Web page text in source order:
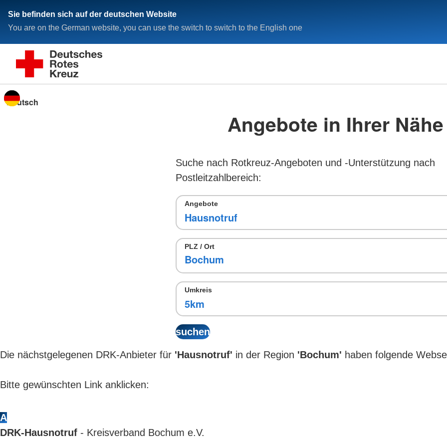
Sie befinden sich auf der deutschen Website
You are on the German website, you can use the switch to switch to the English one
Sprache wechseln zu
Angebote in Ihrer Nähe
Suche nach Rotkreuz-Angeboten und -Unterstützung nach
Postleitzahlbereich:
Angebote
PLZ / Ort
Umkreis
Die nächstgelegenen DRK-Anbieter für 'Hausnotruf' in der Region 'Bochum' haben folgende
Bitte gewünschten Link anklicken:
A
DRK-Hausnotruf - Kreisverband Bochum e.V.